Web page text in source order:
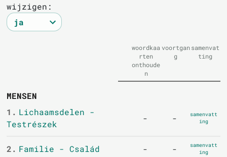
wijzigen:
woordkaa
rten
onthoude
n
voortgan
g
samenvat
ting
MENSEN
1. Lichaamsdelen -
Testrészek
- -
samenvatt
ing
2. Familie - Család - -
samenvatt
ing